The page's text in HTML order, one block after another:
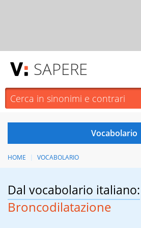
SAPERE
HOME VOCABOLARIO
Dal vocabolario italiano:
Broncodilatazione